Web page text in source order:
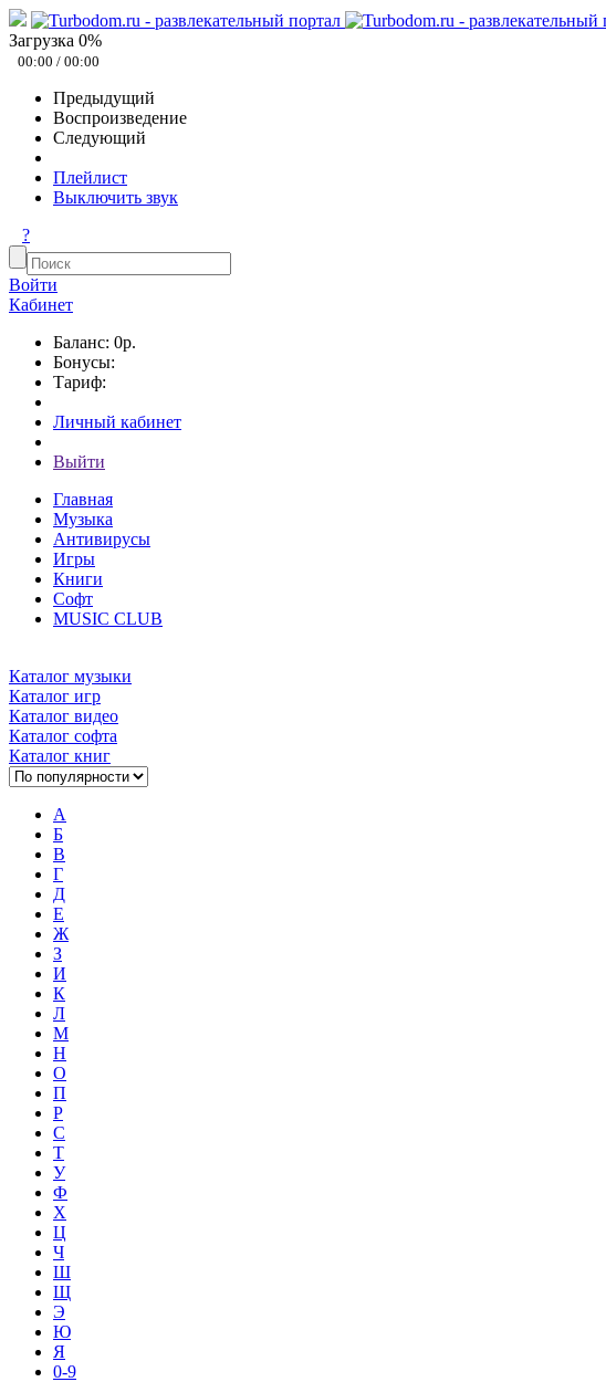
Загрузка 0%
00:00 / 00:00
Предыдущий
Воспроизведение
Следующий
Плейлист
Выключить звук
?
Войти
Кабинет
Баланс: 0р.
Бонусы:
Тариф:
Личный кабинет
Выйти
Главная
Музыка
Антивирусы
Игры
Книги
Софт
MUSIC CLUB
Каталог музыки
Каталог игр
Каталог видео
Каталог софта
Каталог книг
А
Б
В
Г
Д
Е
Ж
З
И
К
Л
М
Н
О
П
Р
С
Т
У
Ф
Х
Ц
Ч
Ш
Щ
Э
Ю
Я
0-9